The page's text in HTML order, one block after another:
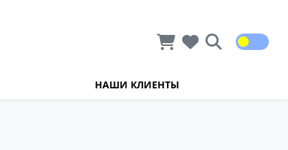
НАШИ КЛИЕНТЫ